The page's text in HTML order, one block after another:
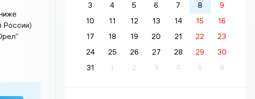
России)
3
4 5 6 7 8
9
10
11 12 13 14 15
16
17
18 19 20 21 22
23
24
25 26 27 28 29
30
31
1 2 3 4 5 6